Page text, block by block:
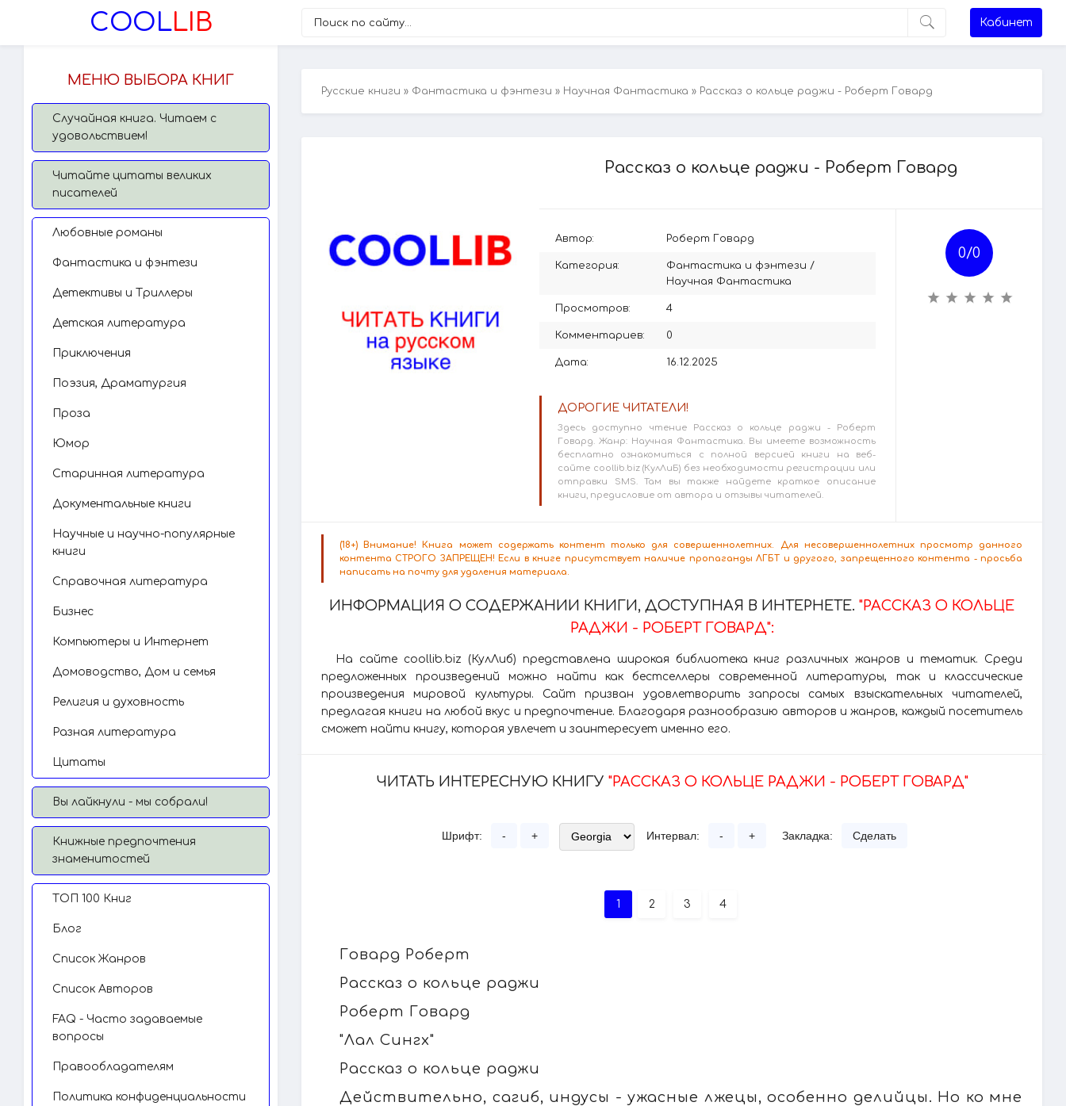
COOLLIB Кабинет
МЕНЮ ВЫБОРА КНИГ
Случайная книга. Читаем с
удовольствием!
Читайте цитаты великих
писателей
Любовные романы
Фантастика и фэнтези
Детективы и Триллеры
Детская литература
Приключения
Поэзия, Драматургия
Проза
Юмор
Старинная литература
Документальные книги
Научные и научно-популярные
книги
Справочная литература
Бизнес
Компьютеры и Интернет
Домоводство, Дом и семья
Религия и духовность
Разная литература
Цитаты
Вы лайкнули - мы собрали!
Книжные предпочтения
знаменитостей
TОП 100 Книг
Блог
Список Жанров
Список Авторов
FAQ - Часто задаваемые
вопросы
Правообладателям
Политика конфиденциальности
Русские книги » Фантастика и фэнтези » Научная Фантастика » Рассказ о кольце раджи - Роберт Говард
Рассказ о кольце раджи - Роберт Говард
Автор: Роберт Говард
Категория: Фантастика и фэнтези /
Научная Фантастика
Просмотров: 4
Комментариев: 0
Дата: 16.12.2025
ДОРОГИЕ ЧИТАТЕЛИ!
Здесь доступно чтение Рассказ о кольце раджи - Роберт
Говард. Жанр: Научная Фантастика. Вы имеете возможность
бесплатно ознакомиться с полной версией книги на веб-
сайте coollib.biz (КулЛиБ) без необходимости регистрации или
отправки SMS. Там вы также найдете краткое описание
книги, предисловие от автора и отзывы читателей.
0/0
(18+) Внимание! Книга может содержать контент только для совершеннолетних. Для несовершеннолетних просмотр данного
контента СТРОГО ЗАПРЕЩЕН! Если в книге присутствует наличие пропаганды ЛГБТ и другого, запрещенного контента - просьба
написать на почту для удаления материала.
ИНФОРМАЦИЯ О СОДЕРЖАНИИ КНИГИ, ДОСТУПНАЯ В ИНТЕРНЕТЕ. "РАССКАЗ О КОЛЬЦЕ
РАДЖИ - РОБЕРТ ГОВАРД":
На сайте coollib.biz (КулЛиб) представлена широкая библиотека книг различных жанров и тематик. Среди
предложенных произведений можно найти как бестселлеры современной литературы, так и классические
произведения мировой культуры. Сайт призван удовлетворить запросы самых взыскательных читателей,
предлагая книги на любой вкус и предпочтение. Благодаря разнообразию авторов и жанров, каждый посетитель
сможет найти книгу, которая увлечет и заинтересует именно его.
ЧИТАТЬ ИНТЕРЕСНУЮ КНИГУ "РАССКАЗ О КОЛЬЦЕ РАДЖИ - РОБЕРТ ГОВАРД"
Шрифт: - + Интервал: - + Закладка: Сделать
1 2 3 4
Говард Роберт
Рассказ о кольце раджи
Роберт Говард
"Лал Сингх"
Рассказ о кольце раджи
Действительно, сагиб, индусы - ужасные лжецы, особенно делийцы. Но ко мне